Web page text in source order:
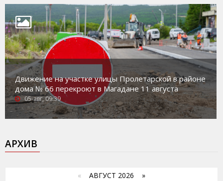
Движение на участке улицы Пролетарской в районе
дома № 66 перекроют в Магадане 11 августа
05-авг, 09:39
АРХИВ
« АВГУСТ 2026 »